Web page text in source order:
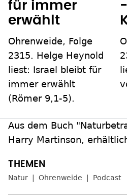
für immer
erwählt
Ohrenweide, Folge
2315. Helge Heynold
liest: Israel bleibt für
immer erwählt
(Römer 9,1-5).
Aus dem Buch
Harry Martinson,
Natur Ohrenweide Podcast